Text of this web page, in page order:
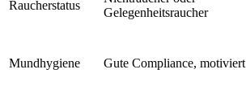
Raucherstatus
Gelegenheitsraucher
Mundhygiene Gute Compliance, motiviert